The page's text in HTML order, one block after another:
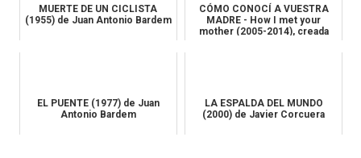
MUERTE DE UN CICLISTA
(1955) de Juan Antonio Bardem
CÓMO CONOCÍ A VUESTRA
MADRE - How I met your
mother (2005-2014), creada
EL PUENTE (1977) de Juan
Antonio Bardem
LA ESPALDA DEL MUNDO
(2000) de Javier Corcuera